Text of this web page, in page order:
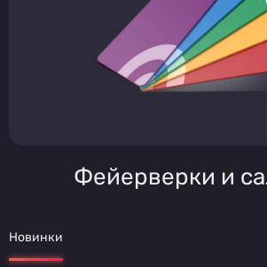
Фейерверки и
Новинки